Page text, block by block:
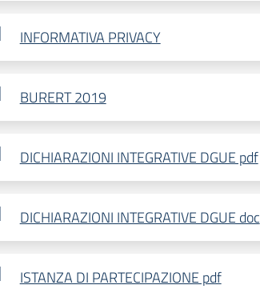
INFORMATIVA PRIVACY
BURERT 2019
DICHIARAZIONI INTEGRATIVE DGUE pdf
DICHIARAZIONI INTEGRATIVE DGUE doc
ISTANZA DI PARTECIPAZIONE pdf